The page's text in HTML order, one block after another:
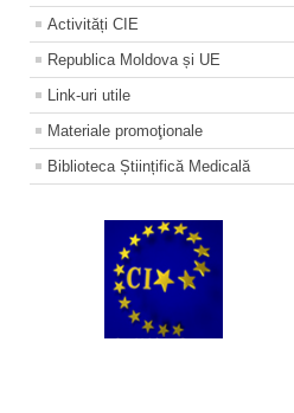
Activități CIE
Republica Moldova și UE
Link-uri utile
Materiale promoţionale
Biblioteca Științifică Medicală